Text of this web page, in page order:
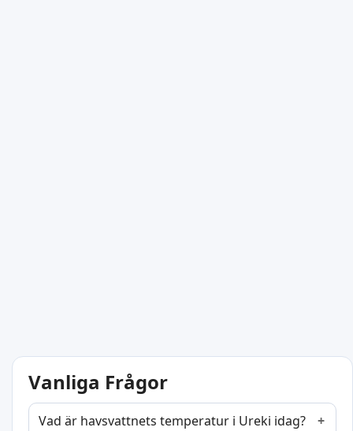
Vanliga Frågor
Vad är havsvattnets temperatur i Ureki idag?